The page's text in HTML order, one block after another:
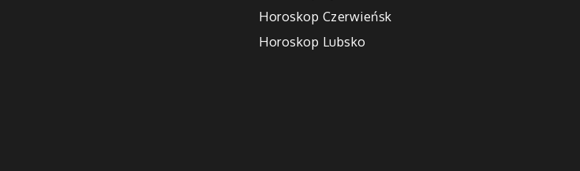
Horoskop Czerwieńsk
Horoskop Lubsko